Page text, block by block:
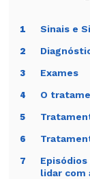
1 Sinais e
2
3 Exames
4 O
5
6
7
Episódios
lidar com